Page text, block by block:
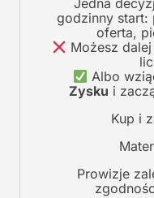
Jedna
godzinny start:
oferta,
Możesz
Albo
Zysku i
Kup i
Prowizje